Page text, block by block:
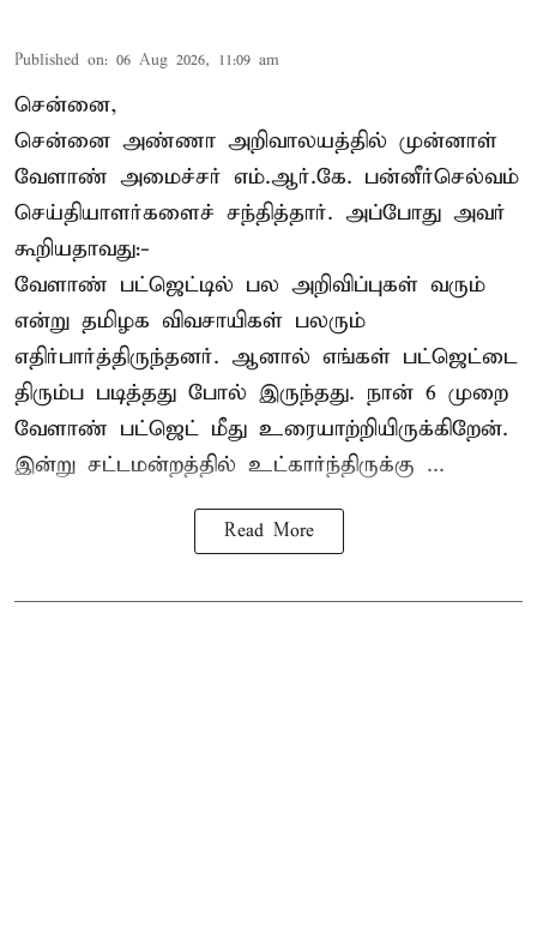
Published on: 06 Aug 2026, 11:09 am
சென்னை,
சென்னை அண்ணா அறிவாலயத்தில் முன்னாள்
வேளாண் அமைச்சர் எம்.ஆர்.கே. பன்னீர்செல்வம்
செய்தியாளர்களைச் சந்தித்தார். அப்போது அவர்
கூறியதாவது:-
வேளாண் பட்ஜெட்டில் பல அறிவிப்புகள் வரும்
என்று தமிழக விவசாயிகள் பலரும்
எதிர்பார்த்திருந்தனர். ஆனால் எங்கள் பட்ஜெட்டை
திரும்ப படித்தது போல் இருந்தது. நான் 6 முறை
வேளாண் பட்ஜெட் மீது உரையாற்றியிருக்கிறேன்.
இன்று சட்டமன்றத்தில் உட்கார்ந்திருக்கு ...
Read More